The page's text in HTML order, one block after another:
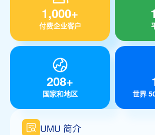
1,000+
付费企业客户
208+
国家和地区 世界
UMU 简介